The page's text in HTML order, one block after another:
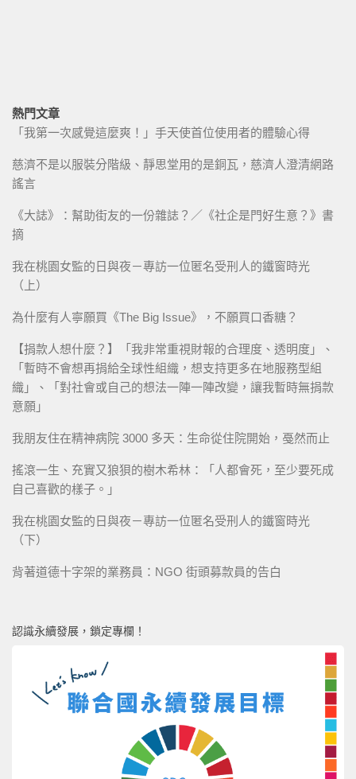
熱門文章
「我第一次感覺這麼爽！」手天使首位使用者的體驗心得
慈濟不是以服裝分階級、靜思堂用的是銅瓦，慈濟人澄清網路
謠言
《大誌》：幫助街友的一份雜誌？／《社企是門好生意？》書
摘
我在桃園女監的日與夜－專訪一位匿名受刑人的鐵窗時光
（上）
為什麼有人寧願買《The Big Issue》，不願買口香糖？
【捐款人想什麼？】「我非常重視財報的合理度、透明度」、
「暫時不會想再捐給全球性組織，想支持更多在地服務型組
織」、「對社會或自己的想法一陣一陣改變，讓我暫時無捐款
意願」
我朋友住在精神病院 3000 多天：生命從住院開始，戞然而止
搖滾一生、充實又狼狽的樹木希林：「人都會死，至少要死成
自己喜歡的樣子。」
我在桃園女監的日與夜－專訪一位匿名受刑人的鐵窗時光
（下）
背著道德十字架的業務員：NGO 街頭募款員的告白
認識永續發展，鎖定專欄！